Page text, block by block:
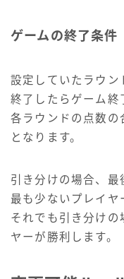
ゲームの終了条件
設定していたラウン
終了したらゲーム終
各ラウンドの点数の
となります。
引き分けの場合、最
最も少ないプレイヤ
それでも引き分けの
ヤーが勝利します。